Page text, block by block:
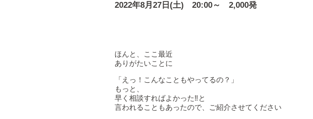
2022年8月27日(土) 20:00～ 2,000発
ほんと、ここ最近
ありがたいことに
「えっ！こんなこともやってるの？」
もっと、
早く相談すればよかった‼と
言われることもあったので、ご紹介させてください